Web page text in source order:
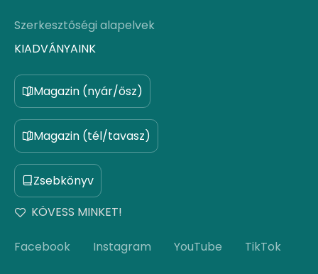
Szerkesztőségi alapelvek
KIADVÁNYAINK
Magazin (nyár/ősz)
Magazin (tél/tavasz)
Zsebkönyv
KÖVESS MINKET!
Facebook Instagram YouTube TikTok